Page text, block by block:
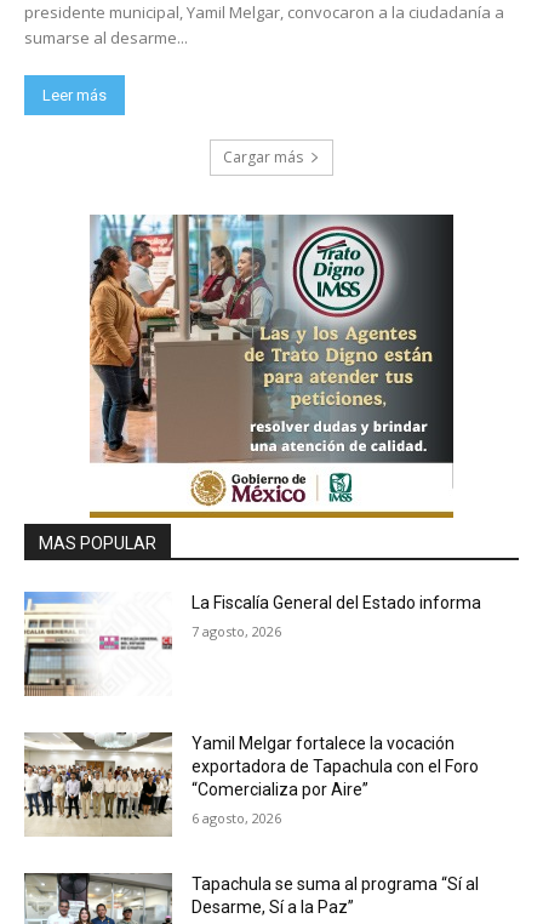
presidente municipal, Yamil Melgar, convocaron a la ciudadanía a
sumarse al desarme...
Leer más
Cargar más
MAS POPULAR
La Fiscalía General del Estado informa
7 agosto, 2026
Yamil Melgar fortalece la vocación
exportadora de Tapachula con el Foro
“Comercializa por Aire”
6 agosto, 2026
Tapachula se suma al programa “Sí al
Desarme, Sí a la Paz”